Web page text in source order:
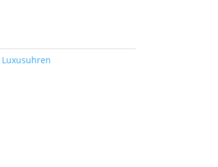
Luxusuhren